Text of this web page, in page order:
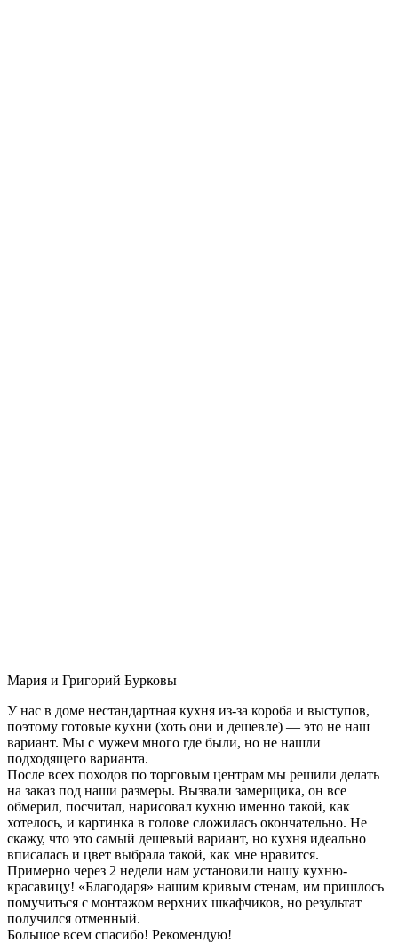
Мария и Григорий Бурковы
У нас в доме нестандартная кухня из-за короба и выступов,
поэтому готовые кухни (хоть они и дешевле) — это не наш
вариант. Мы с мужем много где были, но не нашли
подходящего варианта.
После всех походов по торговым центрам мы решили делать
на заказ под наши размеры. Вызвали замерщика, он все
обмерил, посчитал, нарисовал кухню именно такой, как
хотелось, и картинка в голове сложилась окончательно. Не
скажу, что это самый дешевый вариант, но кухня идеально
вписалась и цвет выбрала такой, как мне нравится.
Примерно через 2 недели нам установили нашу кухню-
красавицу! «Благодаря» нашим кривым стенам, им пришлось
помучиться с монтажом верхних шкафчиков, но результат
получился отменный.
Большое всем спасибо! Рекомендую!